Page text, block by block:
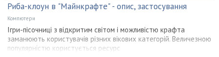
Риба-клоун в "Майнкрафте" - опис, застосування
Компютери
Ігри-пісочниці з відкритим світом і можливістю крафта
заманюють користувачів різних вікових категорій. Величезною
популярністю користується ресурс